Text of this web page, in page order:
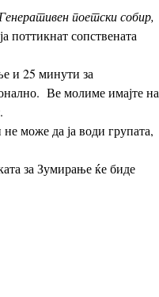
поетски собир,
поттикнат сопствената
Ве молиме имајте на